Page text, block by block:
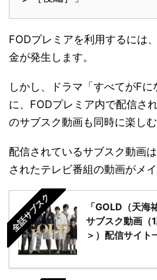
FODプレミアを利用するには、
金が発生します。
しかし、ドラマ「すべてがF
に、FODプレミア内で配信さ
のサブスク動画も同時に楽し
配信されているサブスク動画
されたテレビ番組の動画がメイ
全話サブスク
「GOLD（天海
サブスク動画（
＞）配信サイト